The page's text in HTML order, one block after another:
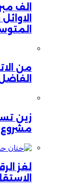
الف
من
زين
مشروع